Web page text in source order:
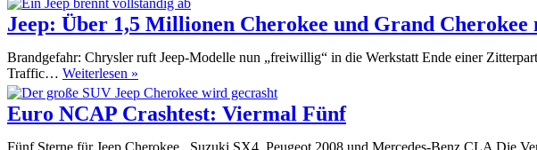
Jeep: Über 1,5 Millionen Cherokee und Grand Cherokee
Brandgefahr: Chrysler ruft Jeep-Modelle nun „freiwillig“ in die Werkstatt Ende einer
Traffic… Weiterlesen »
Über
1,5
Millionen
Euro NCAP Crashtest: Viermal Fünf
Fünf Sterne für Jeep Cherokee, Suzuki SX4, Peugeot 2008 und Mercedes-Benz CLA Die